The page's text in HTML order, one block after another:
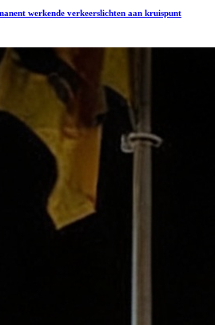
werkende verkeerslichten aan kruispunt